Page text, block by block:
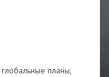
планы,